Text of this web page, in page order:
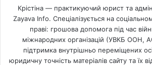
Крістіна — практикуючий юрист та
Zayava Info. Спеціалізується на
праві: грошова допомога під час
міжнародних організацій (УВКБ ООН,
підтримка внутрішньо переміщених
юридичну точність матеріалів сайту та їх